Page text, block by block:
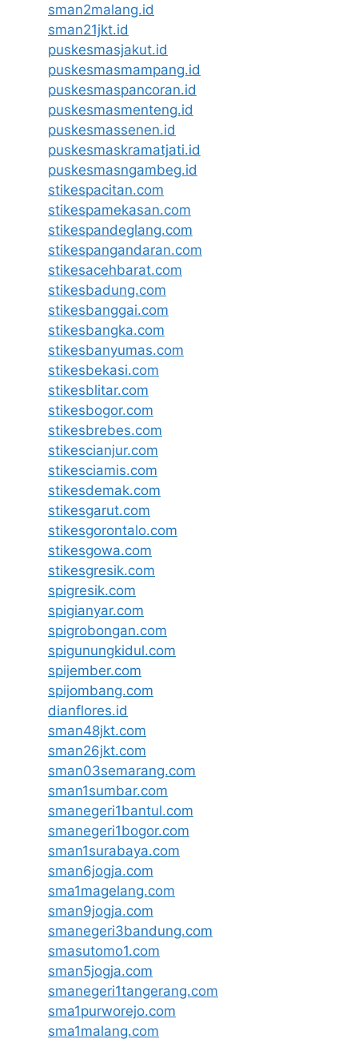
sman2malang.id
sman21jkt.id
puskesmasjakut.id
puskesmasmampang.id
puskesmaspancoran.id
puskesmasmenteng.id
puskesmassenen.id
puskesmaskramatjati.id
puskesmasngambeg.id
stikespacitan.com
stikespamekasan.com
stikespandeglang.com
stikespangandaran.com
stikesacehbarat.com
stikesbadung.com
stikesbanggai.com
stikesbangka.com
stikesbanyumas.com
stikesbekasi.com
stikesblitar.com
stikesbogor.com
stikesbrebes.com
stikescianjur.com
stikesciamis.com
stikesdemak.com
stikesgarut.com
stikesgorontalo.com
stikesgowa.com
stikesgresik.com
spigresik.com
spigianyar.com
spigrobongan.com
spigunungkidul.com
spijember.com
spijombang.com
dianflores.id
sman48jkt.com
sman26jkt.com
sman03semarang.com
sman1sumbar.com
smanegeri1bantul.com
smanegeri1bogor.com
sman1surabaya.com
sman6jogja.com
sma1magelang.com
sman9jogja.com
smanegeri3bandung.com
smasutomo1.com
sman5jogja.com
smanegeri1tangerang.com
sma1purworejo.com
sma1malang.com